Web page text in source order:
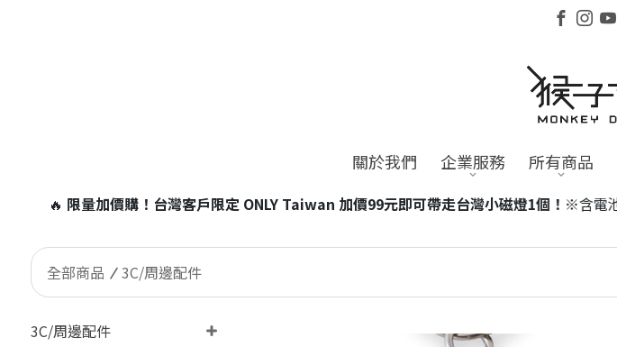
關於我們 企業服務 所有商品
加價99元即可帶走台灣小磁燈1個！※含電池商品，海外訂單恕不適用。
全部商品 3C/周邊配件
3C/周邊配件